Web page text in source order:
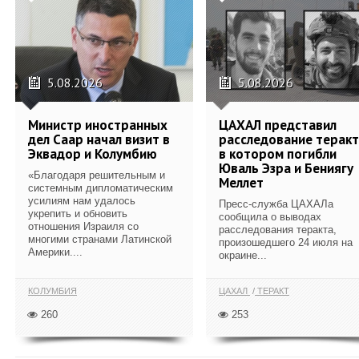
5.08.2026
Министр иностранных
дел Саар начал визит в
Эквадор и Колумбию
«Благодаря решительным и
системным дипломатическим
усилиям нам удалось
укрепить и обновить
отношения Израиля со
многими странами Латинской
Америки....
КОЛУМБИЯ
260
5.08.2026
ЦАХАЛ представил
расследование
в котором погибли
Юваль Эзра и Бениягу
Меллет
Пресс-служба ЦАХАЛа
сообщила о выводах
расследования теракта,
произошедшего 24 июля на
окраине...
ЦАХАЛ ТЕРАКТ
253